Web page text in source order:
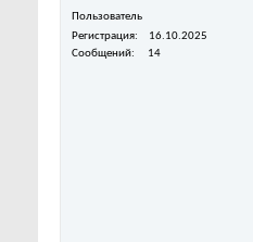
Пользователь
Регистрация
16.10.2025
Сообщений
14